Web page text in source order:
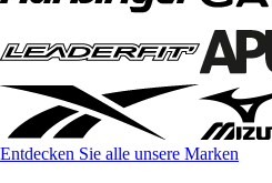
Entdecken Sie alle unsere Marken